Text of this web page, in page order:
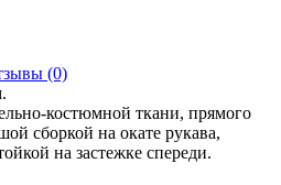
(0)
костюмной ткани, прямого
сборкой на окате рукава,
на застежке спереди.